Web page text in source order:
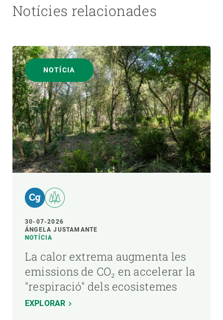
Notícies relacionades
NOTÍCIA
30-07-2026
ÁNGELA JUSTAMANTE
NOTÍCIA
La calor extrema augmenta les
emissions de CO₂ en accelerar la
"respiració" dels ecosistemes
EXPLORAR